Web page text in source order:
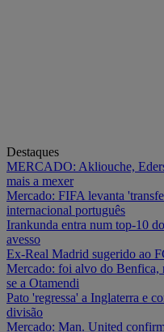
Destaques
MERCADO: Akliouche,
mais a mexer
Mercado: FIFA levanta
internacional português
Irankunda entra num top-10
avesso
Ex-Real Madrid sugerido ao
Mercado: foi alvo do Benfica,
se a Otamendi
Pato 'regressa' a Inglaterra e
divisão
Mercado: Man. United